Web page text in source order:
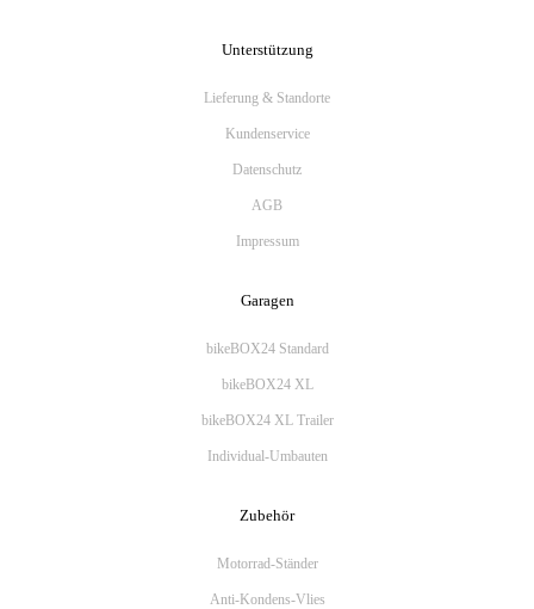
Unterstützung
Lieferung & Standorte
Kundenservice
Datenschutz
AGB
Impressum
Garagen
bikeBOX24 Standard
bikeBOX24 XL
bikeBOX24 XL Trailer
Individual-Umbauten
Zubehör
Motorrad-Ständer
Anti-Kondens-Vlies